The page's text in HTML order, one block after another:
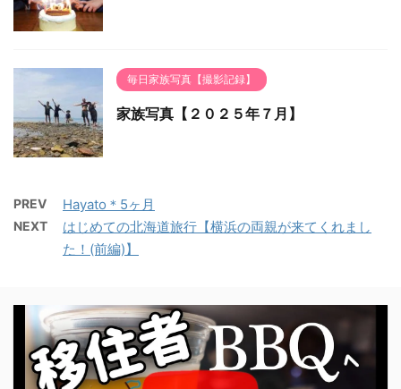
毎日家族写真【撮影記録】
家族写真【２０２５年７月】
PREV Hayato＊5ヶ月
NEXT
はじめての北海道旅行【横浜の両親が来てくれまし
た！(前編)】